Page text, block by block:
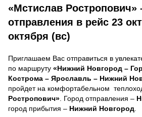
«Мстислав Ростропович»
отправления в рейс 23
октября (вс)
Приглашаем Вас отправиться в
по маршруту «Нижний Новгород –
Кострома – Ярославль – Нижний
пройдет на комфортабельном
Ростропович» . Город отправления –
город прибытия – Нижний Новгород